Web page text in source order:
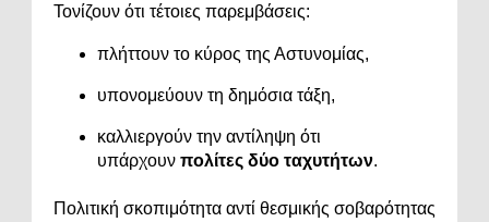
Τονίζουν ότι τέτοιες παρεμβάσεις:
πλήττουν το κύρος της Αστυνομίας,
υπονομεύουν τη δημόσια τάξη,
καλλιεργούν την αντίληψη ότι
υπάρχουν πολίτες δύο ταχυτήτων.
Πολιτική σκοπιμότητα αντί θεσμικής σοβαρότητας